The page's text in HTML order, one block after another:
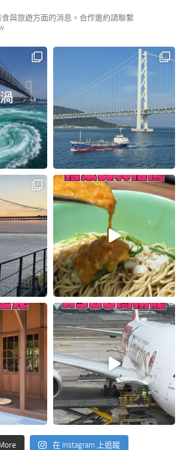
與旅遊方面的消息。合作邀約請聯繫
在 Instagram 上追蹤